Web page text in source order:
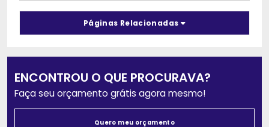
Páginas Relacionadas
ENCONTROU O QUE PROCURAVA?
Faça seu orçamento grátis agora mesmo!
Quero meu orçamento